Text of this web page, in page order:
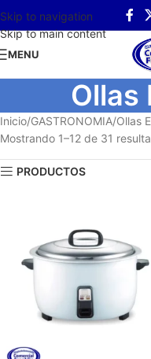
Skip to navigation
Skip to main content
MENU
Ollas
Inicio GASTRONOMIA Ollas
Mostrando 1–12 de 31
PRODUCTOS